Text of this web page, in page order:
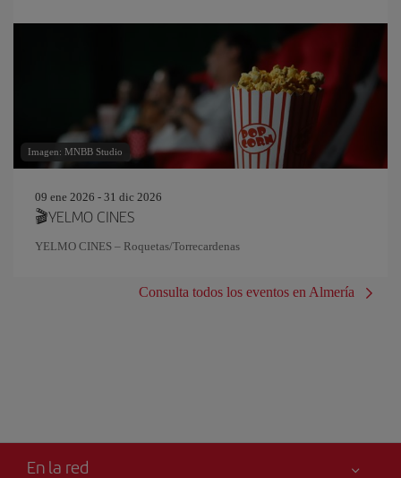
Imagen: MNBB Studio
09 ene 2026 - 31 dic 2026
🎬YELMO CINES
YELMO CINES – Roquetas/Torrecardenas
Consulta todos los eventos en Almería
En la red